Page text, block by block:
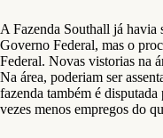
A Fazenda Southall já havia
Governo Federal, mas o
Federal. Novas vistorias na
Na área, poderiam ser
fazenda também é
vezes menos empregos do